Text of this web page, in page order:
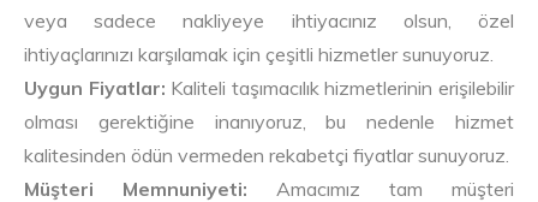
veya sadece nakliyeye ihtiyacınız olsun, özel
ihtiyaçlarınızı karşılamak için çeşitli hizmetler sunuyoruz.
Uygun Fiyatlar: Kaliteli taşımacılık hizmetlerinin erişilebilir
olması gerektiğine inanıyoruz, bu nedenle hizmet
kalitesinden ödün vermeden rekabetçi fiyatlar sunuyoruz.
Müşteri Memnuniyeti: Amacımız tam müşteri